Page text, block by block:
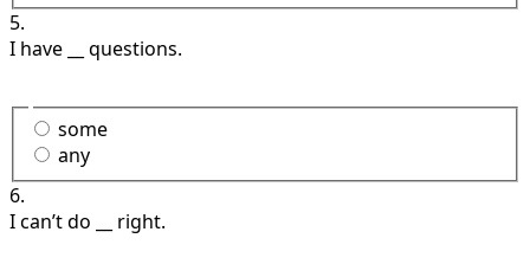
5.
I have __ questions.
some
any
6.
I can’t do __ right.